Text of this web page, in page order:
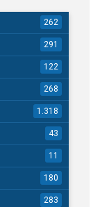
262
291
122
268
1.318
43
11
180
283